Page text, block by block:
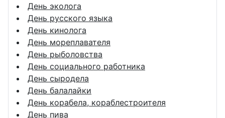
День эколога
День русского языка
День кинолога
День мореплавателя
День рыболовства
День социального работника
День сыродела
День балалайки
День корабела, кораблестроителя
День пива